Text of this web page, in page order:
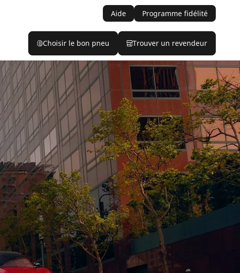
Aide Programme fidélité
Choisir le bon pneu Trouver un revendeur